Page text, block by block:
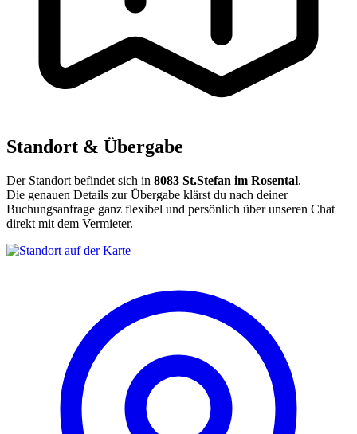
Standort & Übergabe
Der Standort befindet sich in 8083 St.Stefan im Rosental.
Die genauen Details zur Übergabe klärst du nach deiner
Buchungsanfrage ganz flexibel und persönlich über unseren Chat
direkt mit dem Vermieter.